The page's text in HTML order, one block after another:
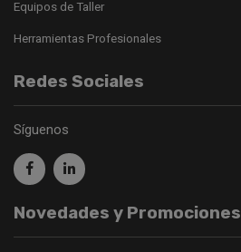
Equipos de Taller
Herramientas Profesionales
Redes Sociales
Síguenos
Novedades y Promociones